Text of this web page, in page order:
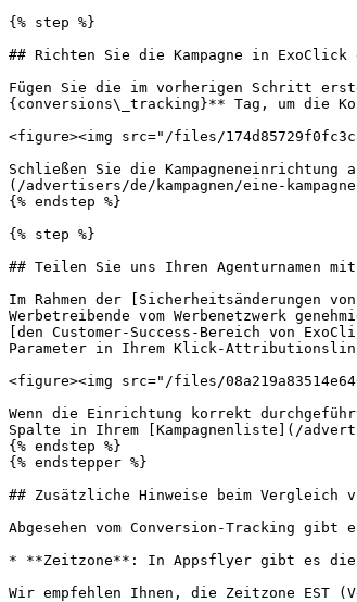
{% step %}
## Richten Sie die Kampagne in ExoClick
Fügen Sie die im vorherigen Schritt
{conversions\_tracking}** Tag, um die
<figure><img src="/files/
Schließen Sie die
(/advertisers/de/kampagnen/eine-
{% endstep %}
{% step %}
## Teilen Sie uns Ihren Agenturnamen
Im Rahmen der [Sicherheitsänderungen
Werbetreibende vom Werbenetzwerk
[den Customer-Success-Bereich von
Parameter in Ihrem Klick-
<figure><img src="/files/
Wenn die Einrichtung korrekt
Spalte in Ihrem [Kampagnenliste](/
{% endstep %}
{% endstepper %}
## Zusätzliche Hinweise beim Vergleich
Abgesehen vom Conversion-Tracking
* **Zeitzone**: In Appsflyer gibt es die
Wir empfehlen Ihnen, die Zeitzone EST